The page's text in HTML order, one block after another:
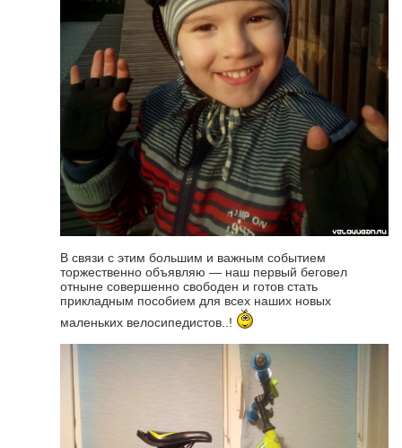
В связи с этим большим и важным событием
торжественно объявляю — наш первый беговел
отныне совершенно свободен и готов стать
прикладным пособием для всех наших новых
маленьких велосипедистов..!